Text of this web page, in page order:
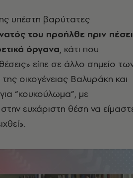
υπέστη βαρύτατες
του προήλθε πριν πέσει
όργανα, κάτι που
είπε σε άλλο σημείο
οικογένειας Βαλυράκη και
“κουκούλωμα”, με
ευχάριστη θέση να